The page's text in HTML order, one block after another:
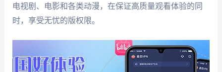
电视剧、电影和各类动漫，在保证高质量观看体验的同
时，享受无忧的版权限。